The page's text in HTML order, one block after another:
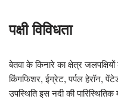
पक्षी विविधता
बेतवा के किनारे का क्षेत्र
किंगफिशर, ईग्रेट, पर्पल हेरॉन,
उपस्थिति इस नदी की पारिस्थितिक